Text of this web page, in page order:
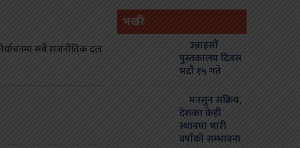
सबै राजनीतिक दल
भर्खरै
उन्नाइसौँ
पुस्तकालय दिवस
भदौ १५ गते
मनसुन सक्रिय,
देशका केही
स्थानमा भारी
वर्षाको सम्भावना